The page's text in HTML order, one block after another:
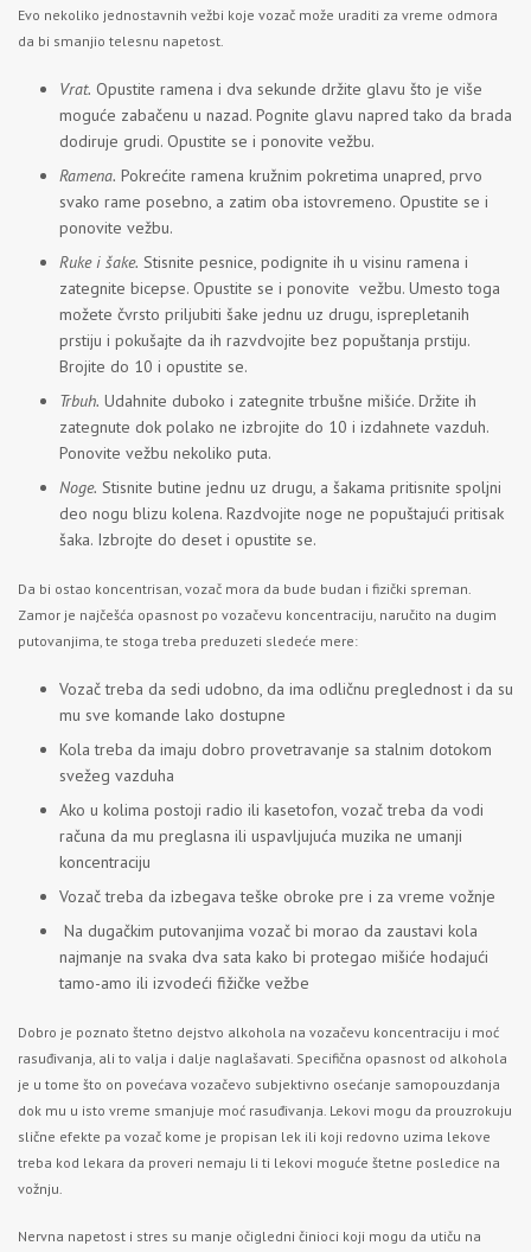
Evo nekoliko jednostavnih vežbi koje vozač može uraditi za vreme odmora
da bi smanjio telesnu napetost.
Vrat. Opustite ramena i dva sekunde držite glavu što je više
moguće zabačenu u nazad. Pognite glavu napred tako da brada
dodiruje grudi. Opustite se i ponovite vežbu.
Ramena. Pokrećite ramena kružnim pokretima unapred, prvo
svako rame posebno, a zatim oba istovremeno. Opustite se i
ponovite vežbu.
Ruke i šake. Stisnite pesnice, podignite ih u visinu ramena i
zategnite bicepse. Opustite se i ponovite vežbu. Umesto toga
možete čvrsto priljubiti šake jednu uz drugu, isprepletanih
prstiju i pokušajte da ih razvdvojite bez popuštanja prstiju.
Brojite do 10 i opustite se.
Trbuh. Udahnite duboko i zategnite trbušne mišiće. Držite ih
zategnute dok polako ne izbrojite do 10 i izdahnete vazduh.
Ponovite vežbu nekoliko puta.
Noge. Stisnite butine jednu uz drugu, a šakama pritisnite spoljni
deo nogu blizu kolena. Razdvojite noge ne popuštajući pritisak
šaka. Izbrojte do deset i opustite se.
Da bi ostao koncentrisan, vozač mora da bude budan i fizički spreman.
Zamor je najčešća opasnost po vozačevu koncentraciju, naručito na dugim
putovanjima, te stoga treba preduzeti sledeće mere:
Vozač treba da sedi udobno, da ima odličnu preglednost i da su
mu sve komande lako dostupne
Kola treba da imaju dobro provetravanje sa stalnim dotokom
svežeg vazduha
Ako u kolima postoji radio ili kasetofon, vozač treba da vodi
računa da mu preglasna ili uspavljujuća muzika ne umanji
koncentraciju
Vozač treba da izbegava teške obroke pre i za vreme vožnje
Na dugačkim putovanjima vozač bi morao da zaustavi kola
najmanje na svaka dva sata kako bi protegao mišiće hodajući
tamo-amo ili izvodeći fižičke vežbe
Dobro je poznato štetno dejstvo alkohola na vozačevu koncentraciju i moć
rasuđivanja, ali to valja i dalje naglašavati. Specifična opasnost od alkohola
je u tome što on povećava vozačevo subjektivno osećanje samopouzdanja
dok mu u isto vreme smanjuje moć rasuđivanja. Lekovi mogu da prouzrokuju
slične efekte pa vozač kome je propisan lek ili koji redovno uzima lekove
treba kod lekara da proveri nemaju li ti lekovi moguće štetne posledice na
vožnju.
Nervna napetost i stres su manje očigledni činioci koji mogu da utiču na